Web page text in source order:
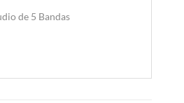
de 5 Bandas